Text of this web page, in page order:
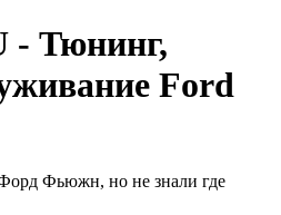
- Тюнинг,
Ford
Фьюжн, но не знали где